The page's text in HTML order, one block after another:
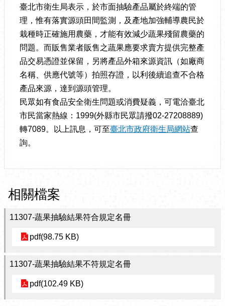
臺北市衛生局表示，於市面抽驗產品屬於終端的管
理，惟有落實源頭田間監測，及產地加強輔導農民於
栽種時正確施用農藥，才能有效減少蔬果殘留農藥的
問題。而販售業者販售之蔬果應要求賣方提供完整產
品交易憑證並保留，另將產品外箱來源資訊（如廠商
名稱、供應代號等）拍照存證，以利後續追查不合格
產品來源，達到源頭管理。
民眾如有食品安全衛生問題或消費疑義，可電洽臺北
市民當家熱線：1999(外縣市民眾請撥02-27208889)
轉7089。以上訊息，可至臺北市政府衛生局網站查
詢。
相關檔案
11307-蔬果抽驗結果符合規定名冊
pdf(98.75 KB)
11307-蔬果抽驗結果不符規定名冊
pdf(102.49 KB)